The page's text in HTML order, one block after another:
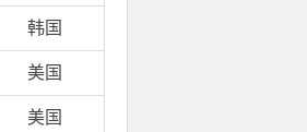
韩国
美国
美国